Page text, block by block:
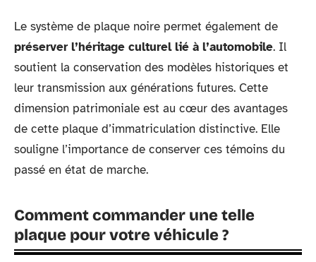
Le système de plaque noire permet également de
préserver l’héritage culturel lié à l’automobile. Il
soutient la conservation des modèles historiques et
leur transmission aux générations futures. Cette
dimension patrimoniale est au cœur des avantages
de cette plaque d’immatriculation distinctive. Elle
souligne l’importance de conserver ces témoins du
passé en état de marche.
Comment commander une telle
plaque pour votre véhicule ?